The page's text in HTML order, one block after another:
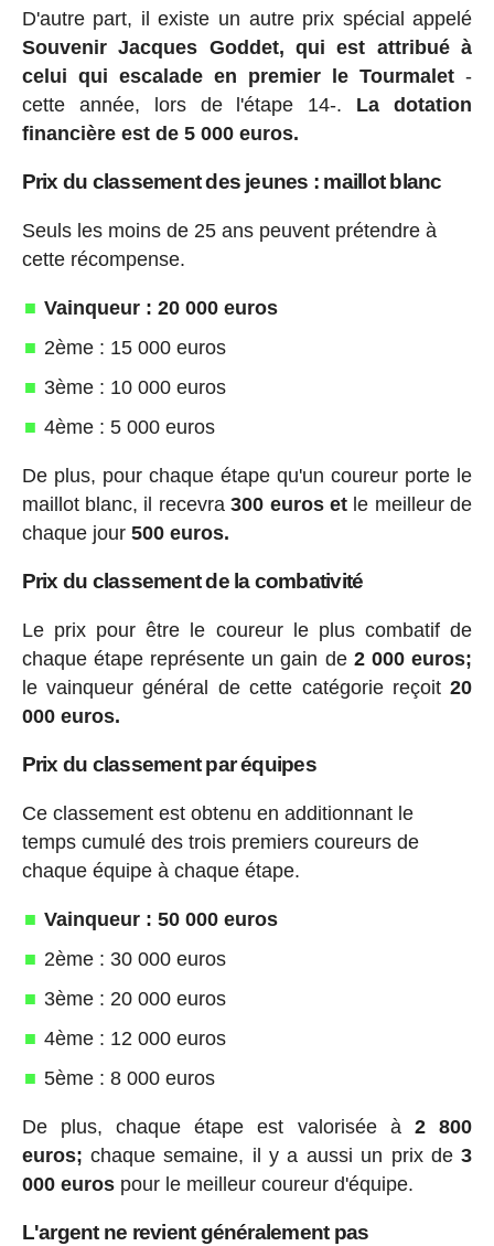
D'autre part, il existe un autre prix spécial appelé
Souvenir Jacques Goddet, qui est attribué à
celui qui escalade en premier le Tourmalet -
cette année, lors de l'étape 14-. La dotation
financière est de 5 000 euros.
Prix du classement des jeunes : maillot blanc
Seuls les moins de 25 ans peuvent prétendre à
cette récompense.
Vainqueur : 20 000 euros
2ème : 15 000 euros
3ème : 10 000 euros
4ème : 5 000 euros
De plus, pour chaque étape qu'un coureur porte le
maillot blanc, il recevra300 euros et le meilleur de
chaque jour500 euros.
Prix du classement de la combativité
Le prix pour être le coureur le plus combatif de
chaque étape représente un gain de 2 000 euros;
le vainqueur général de cette catégorie reçoit20
000 euros.
Prix du classement par équipes
Ce classement est obtenu en additionnant le
temps cumulé des trois premiers coureurs de
chaque équipe à chaque étape.
Vainqueur : 50 000 euros
2ème : 30 000 euros
3ème : 20 000 euros
4ème : 12 000 euros
5ème : 8 000 euros
De plus, chaque étape est valorisée à2 800
euros; chaque semaine, il y a aussi un prix de3
000 eurospour le meilleur coureur d'équipe.
L'argent ne revient généralement pas